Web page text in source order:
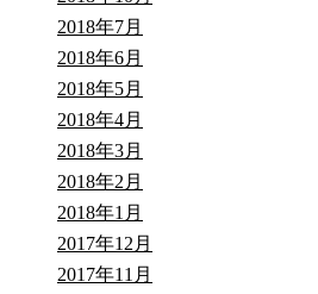
2018年7月
2018年6月
2018年5月
2018年4月
2018年3月
2018年2月
2018年1月
2017年12月
2017年11月